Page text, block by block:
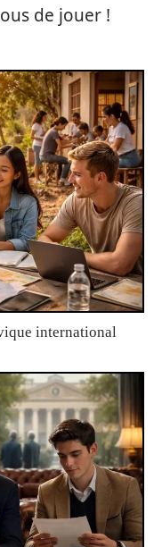
de jouer !
international